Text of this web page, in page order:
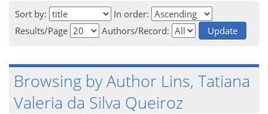
Sort by:
In order:
Results/Page
Authors/Record:
Browsing by Author Lins, Tatiana
Valeria da Silva Queiroz